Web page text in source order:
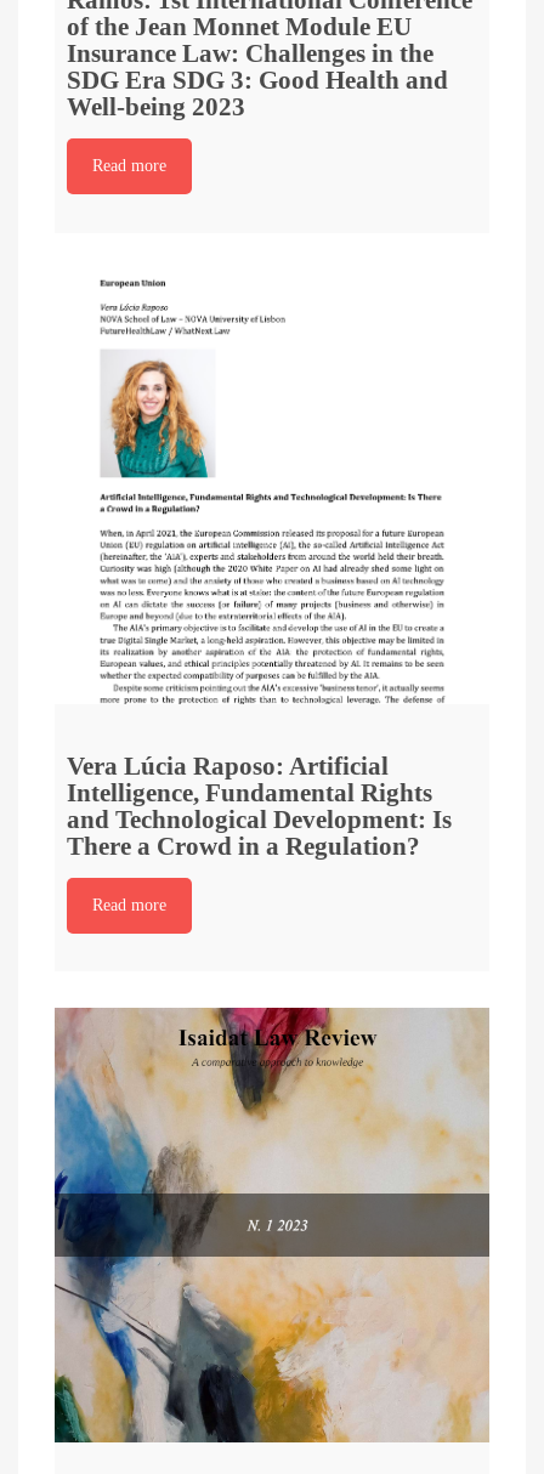
of the Jean Monnet Module EU
Insurance Law: Challenges in the
SDG Era SDG 3: Good Health and
Well-being 2023
Read more
Vera Lúcia Raposo: Artificial
Intelligence, Fundamental Rights
and Technological Development: Is
There a Crowd in a Regulation?
Read more